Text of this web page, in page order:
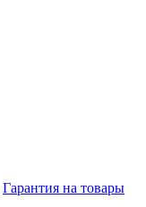
Гарантия на товары